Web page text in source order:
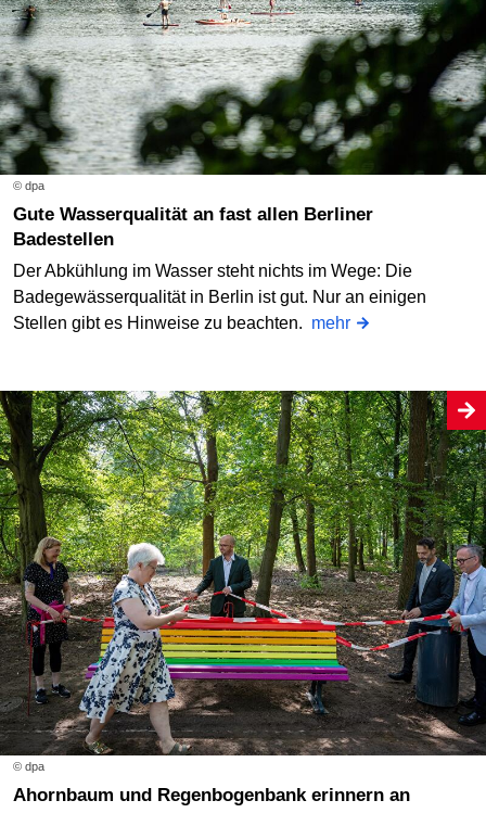
© dpa
Gute Wasserqualität an fast allen Berliner
Badestellen
Der Abkühlung im Wasser steht nichts im Wege: Die
Badegewässerqualität in Berlin ist gut. Nur an einigen
Stellen gibt es Hinweise zu beachten. mehr
© dpa
Ahornbaum und Regenbogenbank erinnern an